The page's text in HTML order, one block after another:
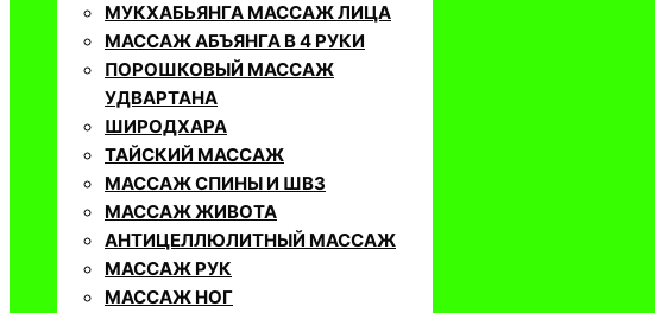
МУКХАБЬЯНГА МАССАЖ ЛИЦА
МАССАЖ АБЪЯНГА В 4 РУКИ
ПОРОШКОВЫЙ МАССАЖ
УДВАРТАНА
ШИРОДХАРА
ТАЙСКИЙ МАССАЖ
МАССАЖ СПИНЫ И ШВЗ
МАССАЖ ЖИВОТА
АНТИЦЕЛЛЮЛИТНЫЙ МАССАЖ
МАССАЖ РУК
МАССАЖ НОГ